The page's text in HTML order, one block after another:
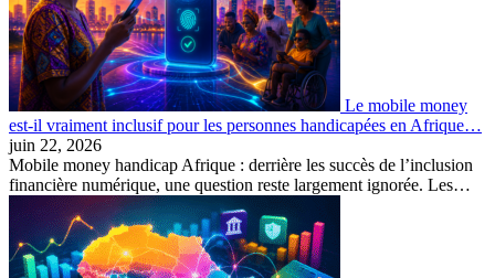
Le mobile money
est-il vraiment inclusif pour les personnes handicapées en Afrique…
juin 22, 2026
Mobile money handicap Afrique : derrière les succès de l’inclusion
financière numérique, une question reste largement ignorée. Les…